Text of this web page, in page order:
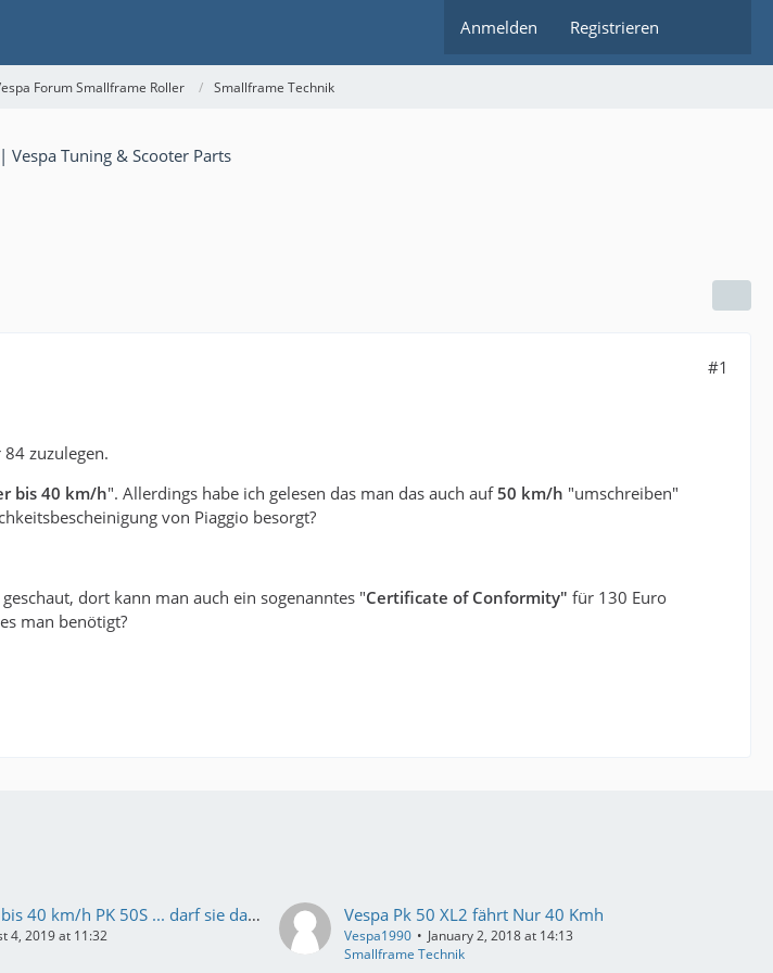
Anmelden Registrieren
Forum Smallframe Roller Smallframe Technik
#1
zuzulegen.
bis 40 km/h". Allerdings habe ich gelesen das man das auch auf50 km/h "umschreiben"
von Piaggio besorgt?
dort kann man auch ein sogenanntes "Certificate of Conformity" für 130 Euro
man benötigt?
Betrieberlaubnis bis 40 km/h PK 50S ... darf sie dann nur 40 fahren
4, 2019 at 11:32
Vespa Pk 50 XL2 fährt Nur 40 Kmh
Vespa1990
January 2, 2018 at 14:13
Smallframe Technik